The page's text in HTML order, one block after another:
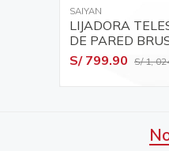
SAIYAN
LIJADORA
DE PARED
S/ 799.90 S/ 1,